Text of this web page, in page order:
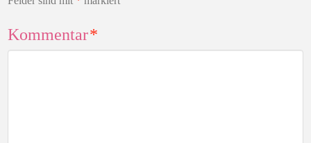
Kommentar*